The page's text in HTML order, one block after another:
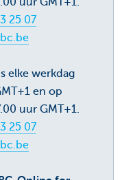
25 07
elke werkdag
en op
uur GMT+1.
25 07